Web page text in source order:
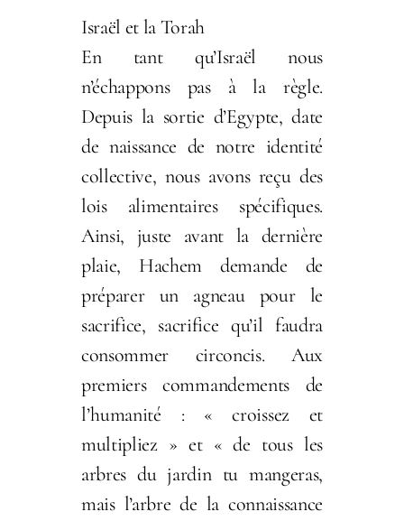
Israël et la Torah
En tant qu’Israël nous
n’échappons pas à la règle.
Depuis la sortie d’Egypte, date
de naissance de notre identité
collective, nous avons reçu des
lois alimentaires spécifiques.
Ainsi, juste avant la dernière
plaie, Hachem demande de
préparer un agneau pour le
sacrifice, sacrifice qu’il faudra
consommer circoncis. Aux
premiers commandements de
l’humanité : « croissez et
multipliez » et « de tous les
arbres du jardin tu mangeras,
mais l’arbre de la connaissance